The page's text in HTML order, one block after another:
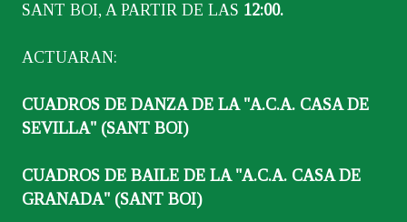
SANT BOI, A PARTIR DE LAS 12:00.
ACTUARAN:
CUADROS DE DANZA DE LA "A.C.A. CASA DE
SEVILLA" (SANT BOI)
CUADROS DE BAILE DE LA "A.C.A. CASA DE
GRANADA" (SANT BOI)